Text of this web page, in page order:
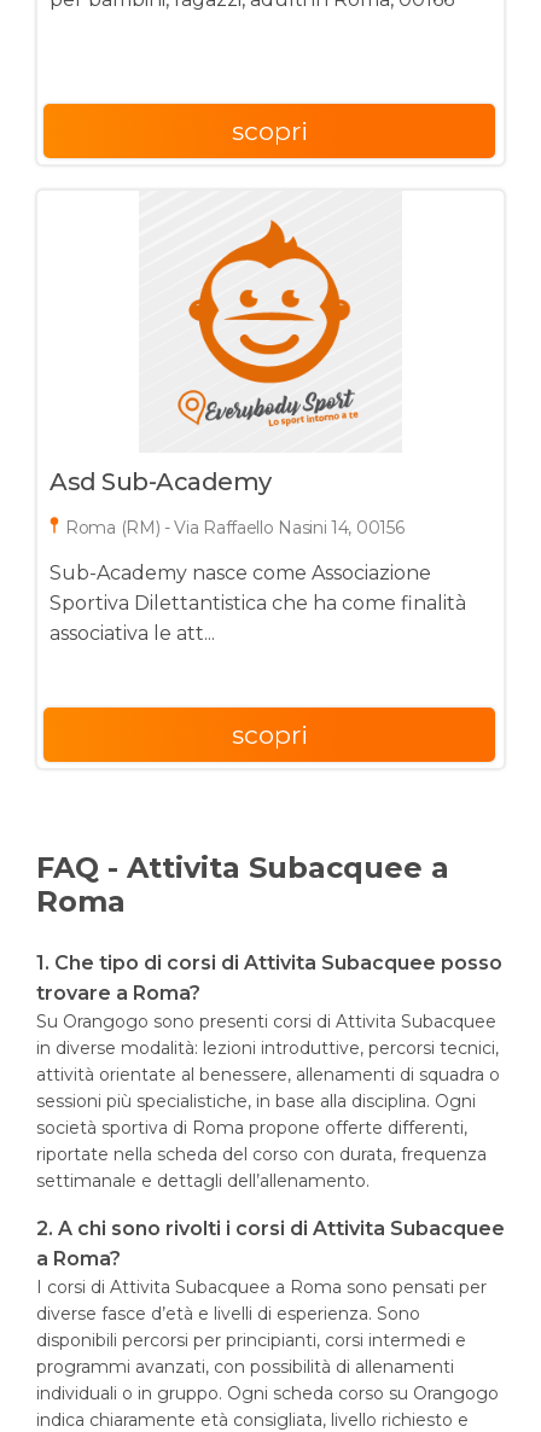
scopri
Asd Sub-Academy
Roma (RM) - Via Raffaello Nasini 14, 00156
Sub-Academy nasce come Associazione
Sportiva Dilettantistica che ha come finalità
associativa le att...
scopri
FAQ - Attivita Subacquee a
Roma
1. Che tipo di corsi di Attivita Subacquee posso
trovare a Roma?
Su Orangogo sono presenti corsi di Attivita Subacquee
in diverse modalità: lezioni introduttive, percorsi tecnici,
attività orientate al benessere, allenamenti di squadra o
sessioni più specialistiche, in base alla disciplina. Ogni
società sportiva di Roma propone offerte differenti,
riportate nella scheda del corso con durata, frequenza
settimanale e dettagli dell’allenamento.
2. A chi sono rivolti i corsi di Attivita Subacquee
a Roma?
I corsi di Attivita Subacquee a Roma sono pensati per
diverse fasce d’età e livelli di esperienza. Sono
disponibili percorsi per principianti, corsi intermedi e
programmi avanzati, con possibilità di allenamenti
individuali o in gruppo. Ogni scheda corso su Orangogo
indica chiaramente età consigliata, livello richiesto e